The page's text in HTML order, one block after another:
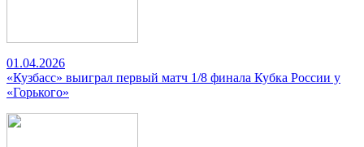
01.04.2026
«Кузбасс» выиграл первый матч 1/8 финала Кубка России у
«Горького»